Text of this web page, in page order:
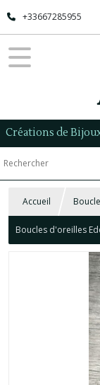
+33667285955
Créations de
Accueil
Boucles d'oreilles